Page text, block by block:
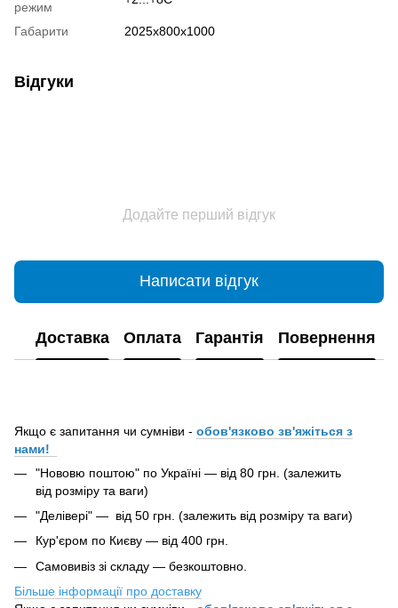
режим
Габарити 2025x800x1000
Відгуки
Додайте перший відгук
Написати відгук
Доставка Оплата Гарантія Повернення
Якщо є запитання чи сумніви - обов'язково зв'яжіться з
нами!
"Нововю поштою" по Україні — від 80 грн. (залежить
від розміру та ваги)
"Делівері" — від 50 грн. (залежить від розміру та ваги)
Кур'єром по Києву — від 400 грн.
Самовивіз зі складу — безкоштовно.
Більше інформації про доставку